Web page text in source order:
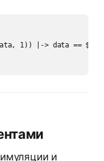
1)) |-> data ==
и